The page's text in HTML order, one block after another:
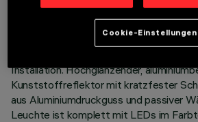
Starre, runde Einbauleuchte zur
Installation. Hochglänzender,
Kunststoffreflektor mit kratzfester
aus Aluminiumdruckguss und passiver
Leuchte ist komplett mit LEDs im
Cookie-Einstellungen